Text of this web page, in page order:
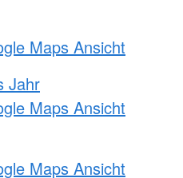
Maps Ansicht
Jahr
Maps Ansicht
Maps Ansicht